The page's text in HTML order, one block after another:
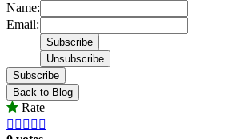
Name:
Email:
Subscribe
Back to Blog
Rate
    